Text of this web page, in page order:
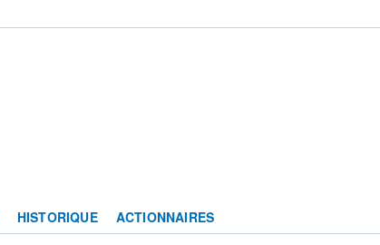
HISTORIQUE ACTIONNAIRES